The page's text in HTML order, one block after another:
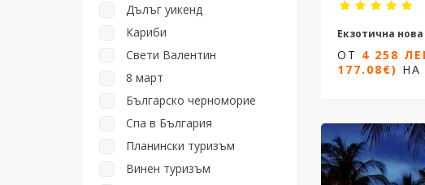
Дълъг уикенд
Кариби
Свети Валентин
8 март
Българско черноморие
Спа в България
Планински туризъм
Винен туризъм
Екзотична
8 дни / 5
ОТ4 258
177.08€)
ОТ 4 258
177.08€) НА